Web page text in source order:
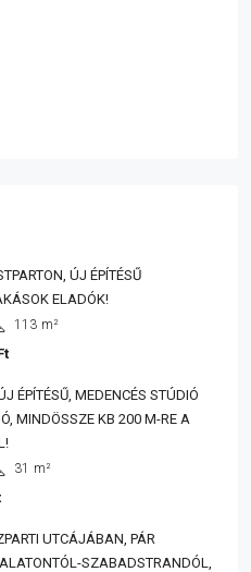
ÚJ ÉPÍTÉSŰ
ELADÓK!
113 m²
ÉPÍTÉSŰ, MEDENCÉS STÚDIÓ
MINDÖSSZE KB 200 M-RE A
31 m²
UTCÁJÁBAN, PÁR
SZABADSTRANDÓL,